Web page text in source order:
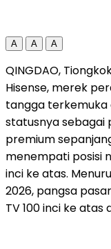
A A A
QINGDAO,
Hisense, merek
tangga terkemuka
statusnya sebagai
premium
menempati posisi
inci ke atas.
2026, pangsa
TV 100 inci ke atas